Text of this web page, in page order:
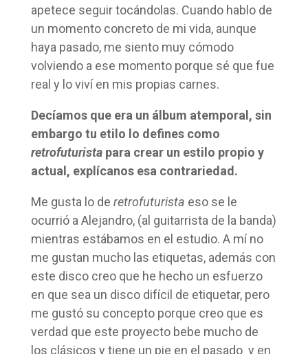
apetece seguir tocándolas. Cuando hablo de
un momento concreto de mi vida, aunque
haya pasado, me siento muy cómodo
volviendo a ese momento porque sé que fue
real y lo viví en mis propias carnes.
Decíamos que era un álbum atemporal, sin
embargo tu etilo lo defines como
retrofuturistapara crear un estilo propio y
actual, explícanos esa contrariedad.
Me gusta lo de retrofuturista eso se le
ocurrió a Alejandro, (al guitarrista de la banda)
mientras estábamos en el estudio. A mí no
me gustan mucho las etiquetas, además con
este disco creo que he hecho un esfuerzo
en que sea un disco difícil de etiquetar, pero
me gustó su concepto porque creo que es
verdad que este proyecto bebe mucho de
los clásicos y tiene un pie en el pasado y en